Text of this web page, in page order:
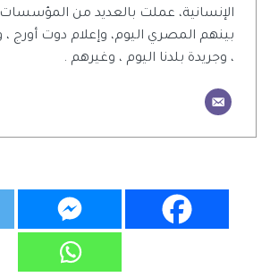
الإنسانية، عملت بالعديد من
بينهم المصري اليوم، وإعلام دوت أورج
، وجريدة بلدنا اليوم ، وغيرهم .